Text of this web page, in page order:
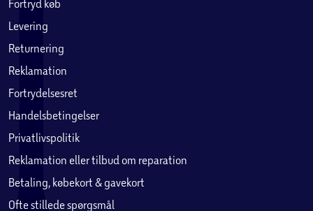
Fortryd køb
Levering
Returnering
Reklamation
Fortrydelsesret
Handelsbetingelser
Privatlivspolitik
Reklamation eller tilbud om reparation
Betaling, købekort & gavekort
Ofte stillede spørgsmål